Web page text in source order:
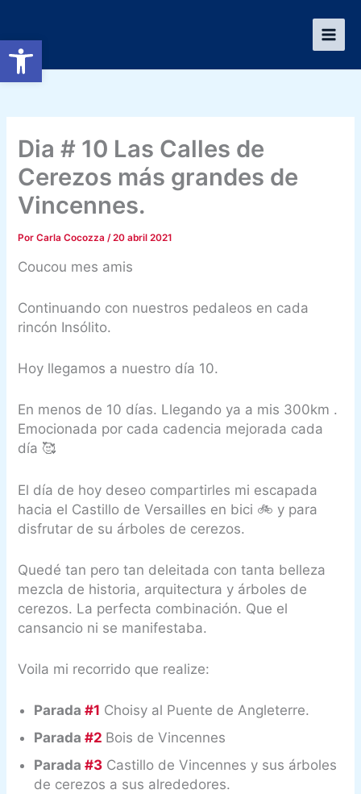
Abrir barra de herramientas
contenido
Dia # 10 Las Calles de
Cerezos más grandes de
Vincennes.
PorCarla Cocozza/20 abril 2021
Coucou mes amis
Continuando con nuestros pedaleos en cada
rincón Insólito.
Hoy llegamos a nuestro día 10.
En menos de 10 días. Llegando ya a mis 300km .
Emocionada por cada cadencia mejorada cada
día 🥰
El día de hoy deseo compartirles mi escapada
hacia el Castillo de Versailles en bici 🚲 y para
disfrutar de su árboles de cerezos.
Quedé tan pero tan deleitada con tanta belleza
mezcla de historia, arquitectura y árboles de
cerezos. La perfecta combinación. Que el
cansancio ni se manifestaba.
Voila mi recorrido que realize:
Parada#1 Choisy al Puente de Angleterre.
Parada#2 Bois de Vincennes
Parada#3 Castillo de Vincennes y sus árboles
de cerezos a sus alrededores.